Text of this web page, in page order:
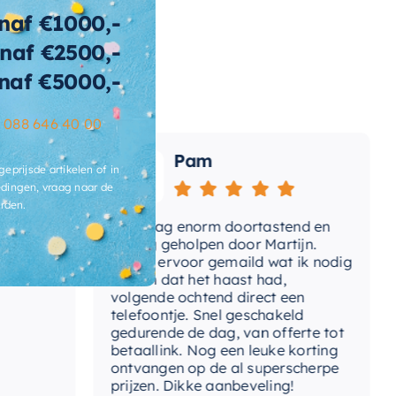
Ja
2-3 weken
Pam
Vandaag enorm doortastend en
prettig geholpen door Martijn.
Avond ervoor gemaild wat ik nodig
had en dat het haast had,
volgende ochtend direct een
telefoontje. Snel geschakeld
gedurende de dag, van offerte tot
betaallink. Nog een leuke korting
ontvangen op de al superscherpe
prijzen. Dikke aanbeveling!
€1000,-
€2500,-
€5000,-
088 646 40 00
artikelen of in
vraag naar de